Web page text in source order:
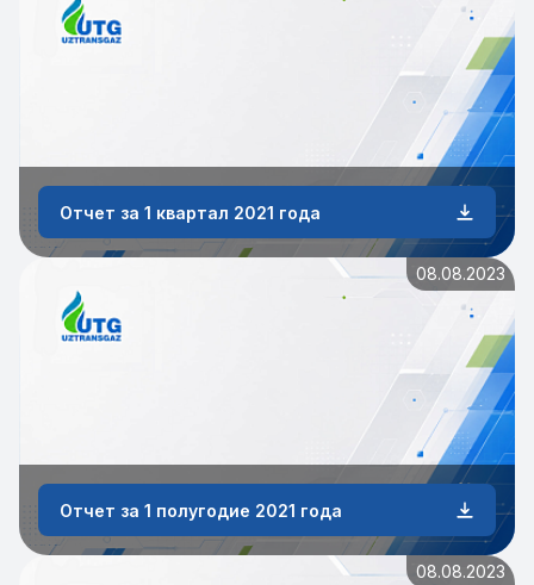
Отчет за 1 квартал 2021 года
08.08.2023
Отчет за 1 полугодие 2021 года
08.08.2023